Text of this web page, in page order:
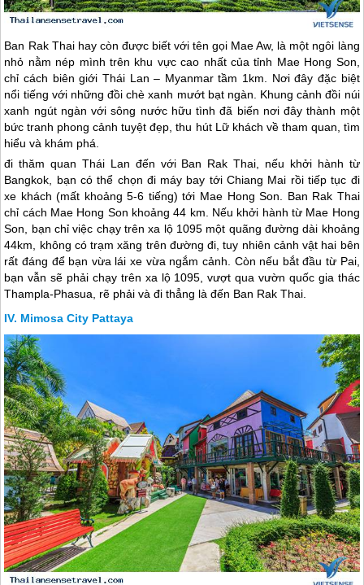
Ban Rak Thai hay còn được biết với tên gọi Mae Aw, là một ngôi làng
nhỏ nằm nép mình trên khu vực cao nhất của tỉnh Mae Hong Son,
chỉ cách biên giới Thái Lan – Myanmar tầm 1km. Nơi đây đặc biệt
nổi tiếng với những đồi chè xanh mướt bạt ngàn. Khung cảnh đồi núi
xanh ngút ngàn với sông nước hữu tình đã biến nơi đây thành một
bức tranh phong cảnh tuyệt đẹp, thu hút Lữ khách về tham quan, tìm
hiểu và khám phá.
đi thăm quanThái Lan đến với Ban Rak Thai, nếu khởi hành từ
Bangkok, bạn có thể chọn đi máy bay tới Chiang Mai rồi tiếp tục đi
xe khách (mất khoảng 5-6 tiếng) tới Mae Hong Son. Ban Rak Thai
chỉ cách Mae Hong Son khoảng 44 km. Nếu khởi hành từ Mae Hong
Son, bạn chỉ việc chạy trên xa lộ 1095 một quãng đường dài khoảng
44km, không có trạm xăng trên đường đi, tuy nhiên cảnh vật hai bên
rất đáng để bạn vừa lái xe vừa ngắm cảnh. Còn nếu bắt đầu từ Pai,
bạn vẫn sẽ phải chạy trên xa lộ 1095, vượt qua vườn quốc gia thác
Thampla-Phasua, rẽ phải và đi thẳng là đến Ban Rak Thai.
Mimosa City Pattaya